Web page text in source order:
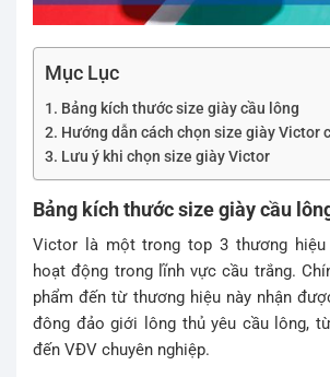
Mục Lục
Bảng kích thước size giày cầu lông
Hướng dẫn cách chọn size giày Victor
Lưu ý khi chọn size giày Victor
Bảng kích thước size giày cầu
Victor là một trong top 3 thương
hoạt động trong lĩnh vực cầu trắng.
phẩm đến từ thương hiệu này nhận
đông đảo giới lông thủ yêu cầu lông,
đến VĐV chuyên nghiệp.